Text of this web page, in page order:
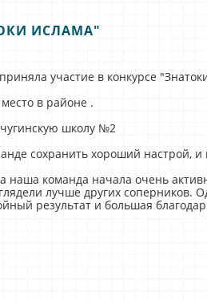
ИСЛАМА"
участие в конкурсе
в районе .
школу №2
сохранить хороший настрой, и
наша команда начала очень
лучше других соперников.
результат и большая